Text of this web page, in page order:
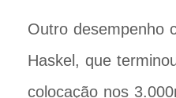
Outro desempenho
Haskel, que
colocação nos